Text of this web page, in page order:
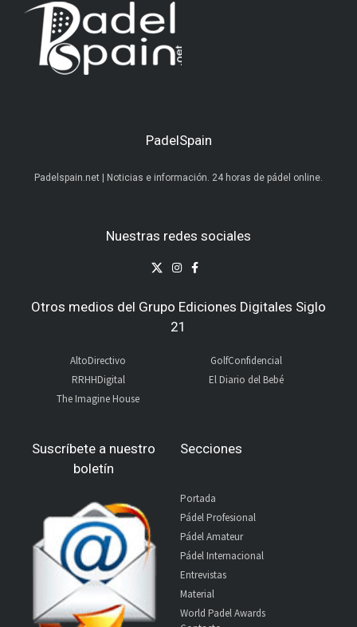
PadelSpain
Padelspain.net | Noticias e información. 24 horas de pádel online.
Nuestras redes sociales
Otros medios del Grupo Ediciones Digitales Siglo
21
AltoDirectivo
RRHHDigital
The Imagine House
GolfConfidencial
El Diario del Bebé
Suscríbete a nuestro
boletín
Secciones
Portada
Pádel Profesional
Pádel Amateur
Pádel Internacional
Entrevistas
Material
World Padel Awards